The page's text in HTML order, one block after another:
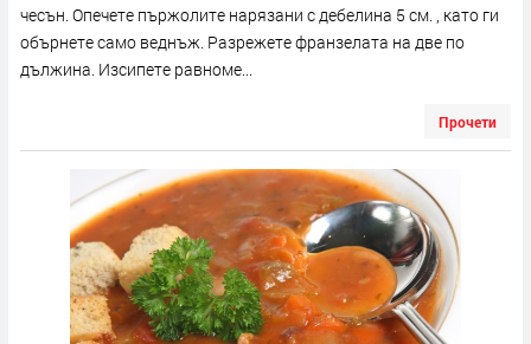
чесън. Опечете пържолите нарязани с дебелина 5 см. , като ги
обърнете само веднъж. Разрежете франзелата на две по
дължина. Изсипете равноме...
Прочети